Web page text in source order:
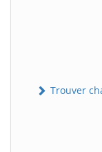
Trouver